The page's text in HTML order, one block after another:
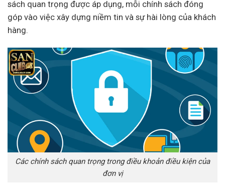
sách quan trọng được áp dụng, mỗi chính sách đóng
góp vào việc xây dựng niềm tin và sự hài lòng của khách
hàng.
Các chính sách quan trọng trong điều khoản điều kiện của
đơn vị